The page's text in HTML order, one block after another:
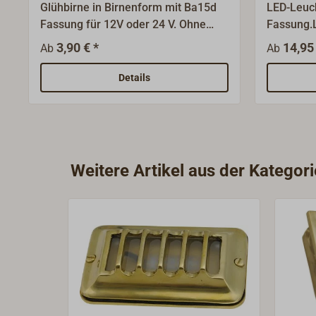
Glühbirne in Birnenform mit Ba15d
Fassung für 12V oder 24 V. Ohne
BSH Zulassung.Hinweis:
Abweichungen in Form, Größe und
Wattangabe sind möglich.
Ab 3,90 € *
Details
LED-
BA15d
oder
ein
niedrige
extrem
50.000
Ab
Weitere Artikel aus der